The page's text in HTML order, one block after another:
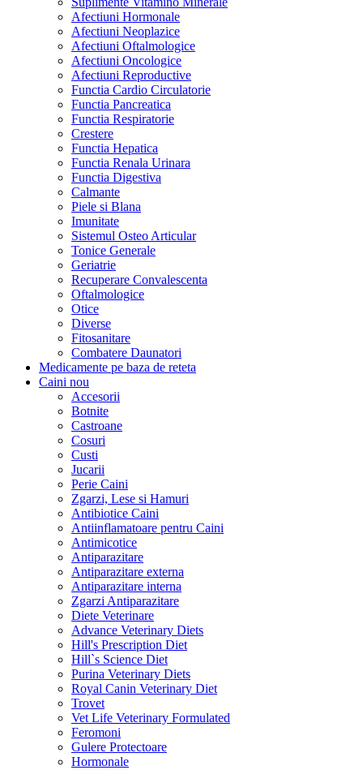
Afectiuni Hormonale
Afectiuni Neoplazice
Afectiuni Oftalmologice
Afectiuni Oncologice
Afectiuni Reproductive
Functia Cardio Circulatorie
Functia Pancreatica
Functia Respiratorie
Crestere
Functia Hepatica
Functia Renala Urinara
Functia Digestiva
Calmante
Piele si Blana
Imunitate
Sistemul Osteo Articular
Tonice Generale
Geriatrie
Recuperare Convalescenta
Oftalmologice
Otice
Diverse
Fitosanitare
Combatere Daunatori
Medicamente pe baza de reteta
Caini nou
Accesorii
Botnite
Castroane
Cosuri
Custi
Jucarii
Perie Caini
Zgarzi, Lese si Hamuri
Antibiotice Caini
Antiinflamatoare pentru Caini
Antimicotice
Antiparazitare
Antiparazitare externa
Antiparazitare interna
Zgarzi Antiparazitare
Diete Veterinare
Advance Veterinary Diets
Hill's Prescription Diet
Hill`s Science Diet
Purina Veterinary Diets
Royal Canin Veterinary Diet
Trovet
Vet Life Veterinary Formulated
Feromoni
Gulere Protectoare
Hormonale